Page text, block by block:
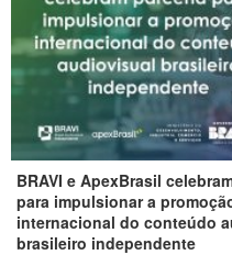
BRAVI e ApexBrasil
para impulsionar a
internacional do conteúdo
brasileiro independente